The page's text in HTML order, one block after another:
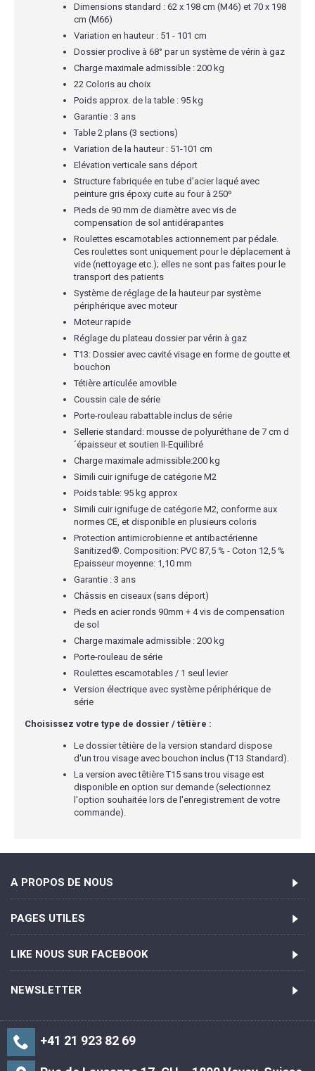
Dimensions standard : 62 x 198 cm (M46) et 70 x 198
cm (M66)
Variation en hauteur : 51 - 101 cm
Dossier proclive à 68° par un système de vérin à gaz
Charge maximale admissible : 200 kg
22 Coloris au choix
Poids approx. de la table : 95 kg
Garantie : 3 ans
Table 2 plans (3 sections)
Variation de la hauteur : 51-101 cm
Elévation verticale sans déport
Structure fabriquée en tube d’acier laqué avec
peinture gris époxy cuite au four à 250º
Pieds de 90 mm de diamètre avec vis de
compensation de sol antidérapantes
Roulettes escamotables actionnement par pédale.
Ces roulettes sont uniquement pour le déplacement à
vide (nettoyage etc.); elles ne sont pas faites pour le
transport des patients
Système de réglage de la hauteur par système
périphérique avec moteur
Moteur rapide
Réglage du plateau dossier par vérin à gaz
T13: Dossier avec cavité visage en forme de goutte et
bouchon
Tétière articulée amovible
Coussin cale de série
Porte-rouleau rabattable inclus de série
Sellerie standard: mousse de polyuréthane de 7 cm d
´épaisseur et soutien II-Equilibré
Charge maximale admissible:200 kg
Simili cuir ignifuge de catégorie M2
Poids table: 95 kg approx
Simili cuir ignifuge de catégorie M2, conforme aux
normes CE, et disponible en plusieurs coloris
Protection antimicrobienne et antibactérienne
Sanitized®. Composition: PVC 87,5 % - Coton 12,5 %
Epaisseur moyenne: 1,10 mm
Garantie : 3 ans
Châssis en ciseaux (sans déport)
Pieds en acier ronds 90mm + 4 vis de compensation
de sol
Charge maximale admissible : 200 kg
Porte-rouleau de série
Roulettes escamotables / 1 seul levier
Version électrique avec système périphérique de
série
Choisissez votre type de dossier / têtière :
Le dossier têtière de la version standard dispose
d'un trou visage avec bouchon inclus (T13 Standard).
La version avec têtière T15 sans trou visage est
disponible en option sur demande (selectionnez
l'option souhaitée lors de l'enregistrement de votre
commande).
A PROPOS DE NOUS
PAGES UTILES
LIKE NOUS SUR FACEBOOK
NEWSLETTER
+41 21 923 82 69